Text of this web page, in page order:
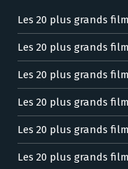
Les 20 plus grands
Les 20 plus grands
Les 20 plus grands
Les 20 plus grands
Les 20 plus grands
Les 20 plus grands